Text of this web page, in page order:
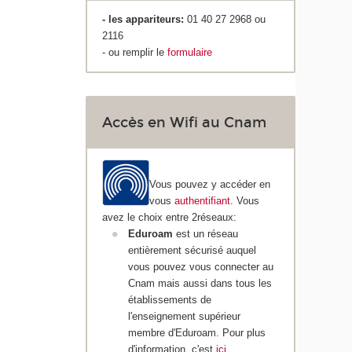
- les appariteurs: 01 40 27 2968 ou
2116
- ou remplir leformulaire
Accès en Wifi au Cnam
Vous pouvez y accéder en
vousauthentifiant . Vous
avez le choix entre 2réseaux:
Eduroam est un réseau
entièrement sécurisé auquel
vous pouvez vous connecter au
Cnam mais aussi dans tous les
établissements de
l'enseignement supérieur
membre d'Eduroam. Pour plus
d'information, c'est ici